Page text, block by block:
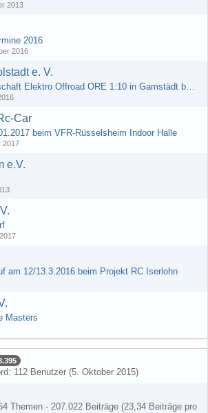
2013
2016
2016
e. V.
Sportkreismeisterschaft Elektro Offroad ORE 1:10 in Gamstädt bei Erfurt, Outdoor mit Indoor Ausweichmöglichkeit!!!
Car
beim VFR-Rüsselsheim Indoor Halle
2017
e.V.
am 12/13.3.2016 beim Projekt RC Iserlohn
Masters
112 Benutzer (5. Oktober 2015)
Themen - 207.022 Beiträge (23,34 Beiträge pro